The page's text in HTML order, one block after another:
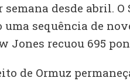
desde abril. O
sequência de
Jones recuou 695
de Ormuz